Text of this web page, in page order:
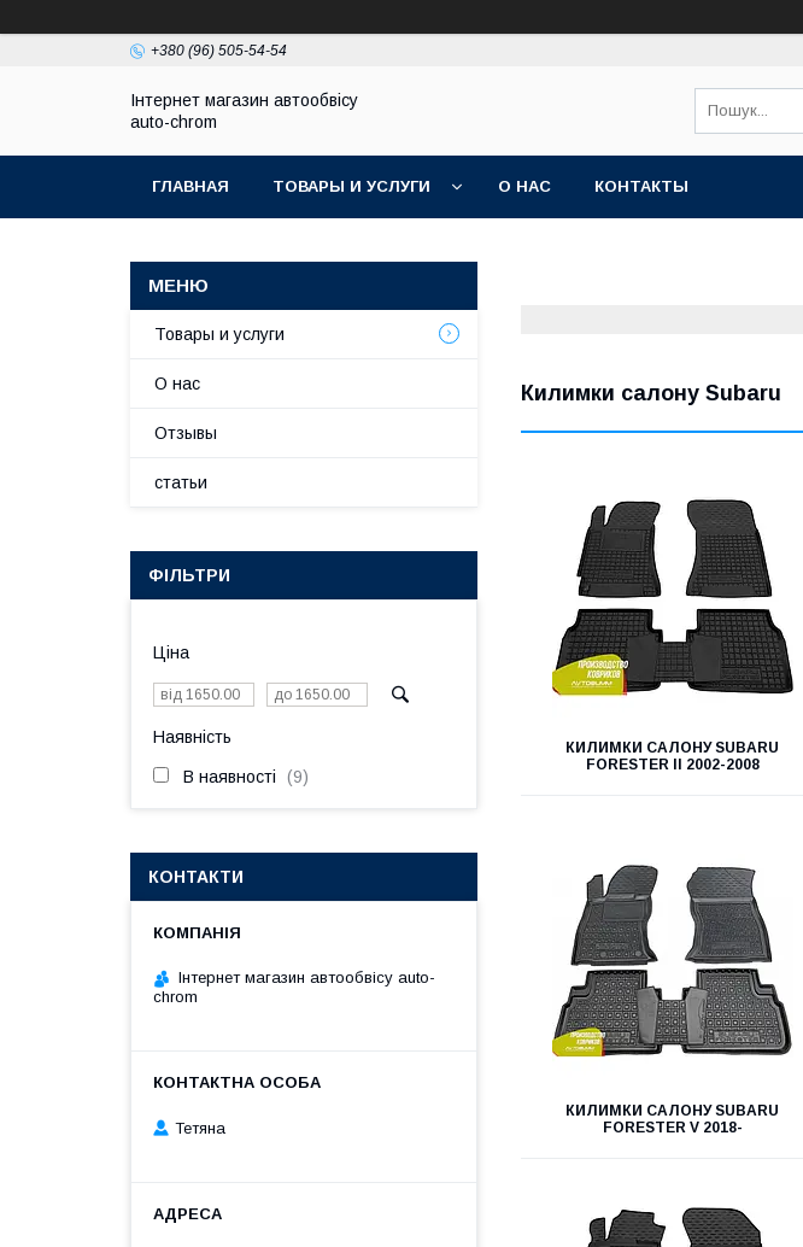
+380 (96) 505-54-54
Інтернет магазин автообвісу
auto-chrom
ГЛАВНАЯ ТОВАРЫ И УСЛУГИ О НАС КОНТАКТЫ
Килимки салону Subaru
КИЛИМКИ САЛОНУ SUBARU
FORESTER II 2002-2008
КИЛИМКИ САЛОНУ SUBARU
FORESTER V 2018-
Товары и услуги
О нас
Отзывы
статьи
ФІЛЬТРИ
Ціна
Наявність
В наявності 9
КОНТАКТИ
Інтернет магазин автообвісу auto-
chrom
Тетяна